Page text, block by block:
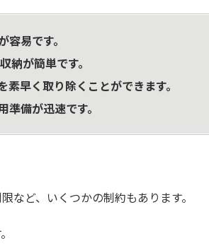
易です。
納が簡単です。
早く取り除くことができます。
備が迅速です。
など、いくつかの制約もあります。